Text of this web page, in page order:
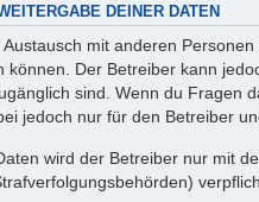
DEINER DATEN
mit anderen
können. Der Betreiber kann
sind. Wenn du
jedoch nur für den Betreiber
wird der Betreiber nur mit